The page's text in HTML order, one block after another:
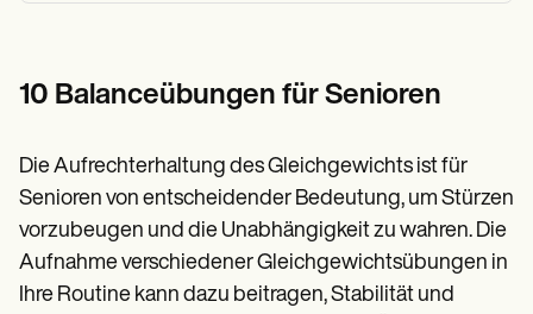
10 Balanceübungen für Senioren
Die Aufrechterhaltung des Gleichgewichts ist für
Senioren von entscheidender Bedeutung, um Stürzen
vorzubeugen und die Unabhängigkeit zu wahren. Die
Aufnahme verschiedener Gleichgewichtsübungen in
Ihre Routine kann dazu beitragen, Stabilität und